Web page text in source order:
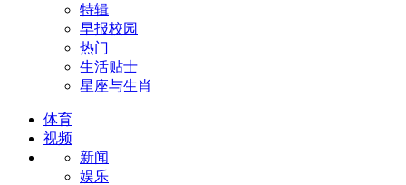
特辑
早报校园
热门
生活贴士
星座与生肖
体育
视频
新闻
娱乐